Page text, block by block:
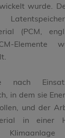
wurde.
(PCM,
Elemente
nach
in dem sie
und der
in einer